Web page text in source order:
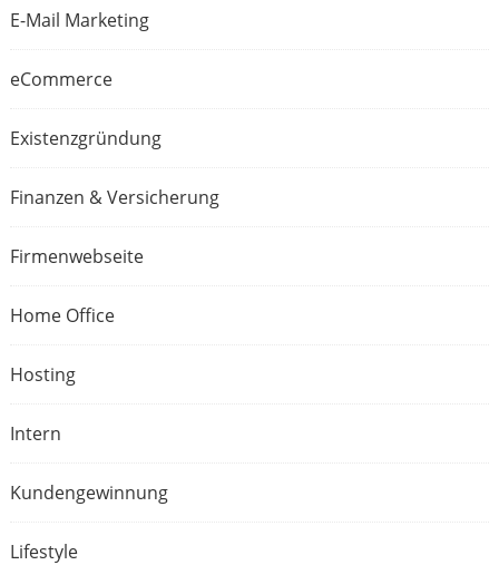
E-Mail Marketing
eCommerce
Existenzgründung
Finanzen & Versicherung
Firmenwebseite
Home Office
Hosting
Intern
Kundengewinnung
Lifestyle